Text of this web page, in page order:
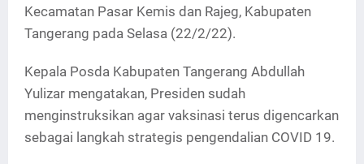
Kecamatan Pasar Kemis dan Rajeg, Kabupaten
Tangerang pada Selasa (22/2/22).
Kepala Posda Kabupaten Tangerang Abdullah
Yulizar mengatakan, Presiden sudah
menginstruksikan agar vaksinasi terus digencarkan
sebagai langkah strategis pengendalian COVID 19.